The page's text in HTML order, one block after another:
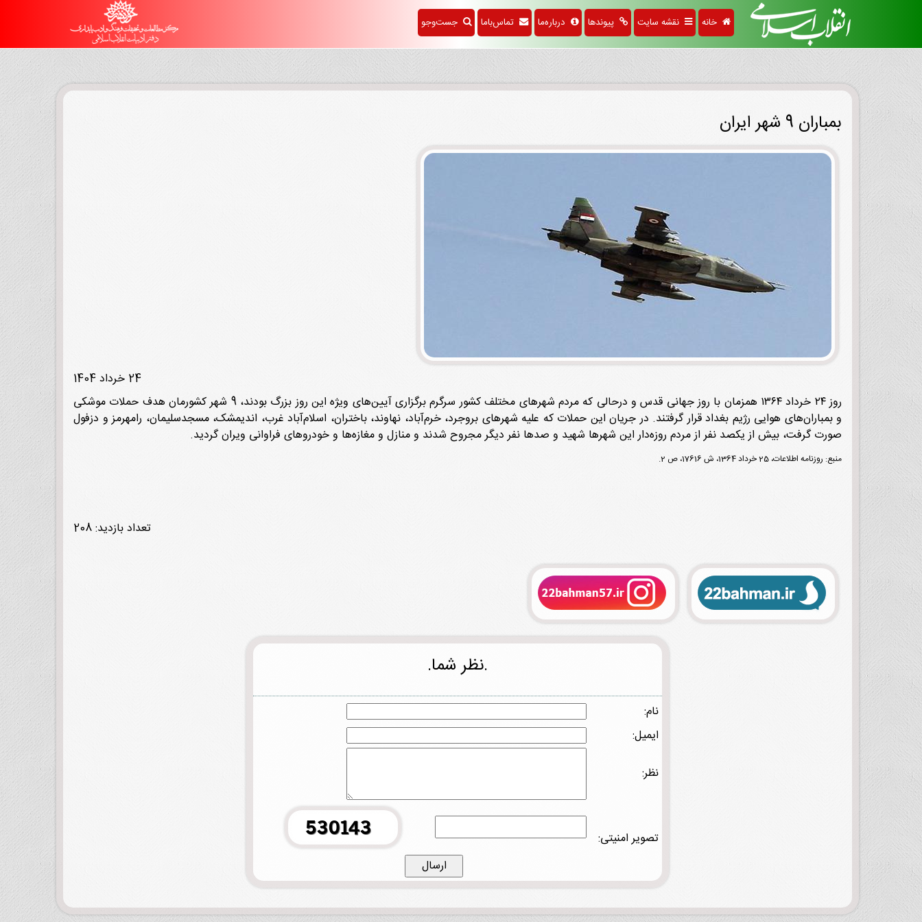
خانه نقشه سایت پیوندها درباره‌ما تماس‌باما جست‌وجو
بمباران 9 شهر ایران
24 خرداد 1404
روز ۲۴ خرداد ۱۳۶۴ همزمان با روز جهانی قدس و درحالی که مردم شهرهای مختلف کشور سرگرم برگزاری آیین‌های ویژه این روز بزرگ بودند، 9 شهر کشورمان هدف حملات موشکی
و بمباران‌های هوایی رژیم بغداد قرار گرفتند. در جریان این حملات که علیه شهرهای بروجرد، خرم‌آباد، نهاوند، باختران، اسلام‌آباد غرب، اندیمشک، مسجدسلیمان، رامهرمز و دزفول
صورت گرفت، بیش از یکصد نفر از مردم روزه‌دار این شهرها شهید و صدها نفر دیگر مجروح شدند و منازل و مغازه‌ها و خودروهای فراوانی ویران گردید.
منبع: روزنامه اطلاعات، 25 خرداد 1364، ش 17616، ص 2.
تعداد بازدید: 208
.نظر شما.
نام:
ایمیل:
نظر:
تصویر امنیتی: